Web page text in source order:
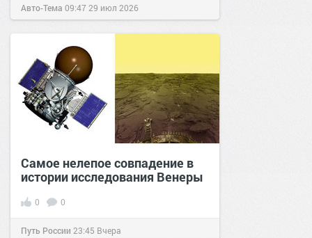
Авто-Тема 09:47 29 июл 2026
Самое нелепое совпадение в
истории исследования Венеры
0 0
Путь России 23:45 Вчера